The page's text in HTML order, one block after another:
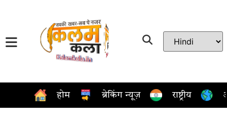
होम ब्रेकिंग न्यूज़ राष्ट्रीय